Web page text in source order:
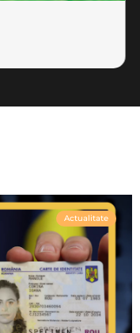
Actualitate